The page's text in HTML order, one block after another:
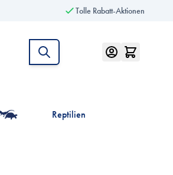
Tolle Rabatt-Aktionen
Reptilien